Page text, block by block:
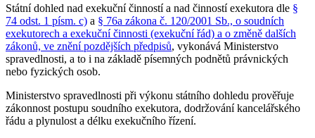
Státní dohled nad exekuční činností a nad činností exekutora dle §
74 odst. 1 písm. c) a § 76a zákona č. 120/2001 Sb., o soudních
exekutorech a exekuční činnosti (exekuční řád) a o změně dalších
zákonů, ve znění pozdějších předpisů, vykonává Ministerstvo
spravedlnosti, a to i na základě písemných podnětů právnických
nebo fyzických osob.
Ministerstvo spravedlnosti při výkonu státního dohledu prověřuje
zákonnost postupu soudního exekutora, dodržování kancelářského
řádu a plynulost a délku exekučního řízení.